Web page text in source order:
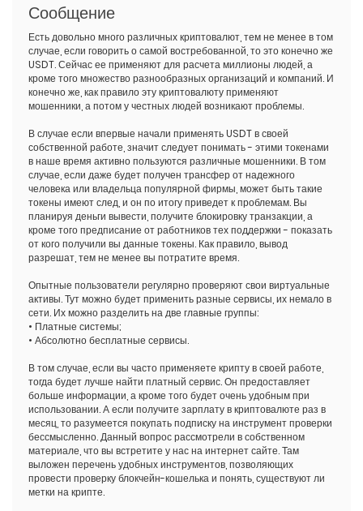
Сообщение
Есть довольно много различных криптовалют, тем не менее в том
случае, если говорить о самой востребованной, то это конечно же
USDT. Сейчас ее применяют для расчета миллионы людей, а
кроме того множество разнообразных организаций и компаний. И
конечно же, как правило эту криптовалюту применяют
мошенники, а потом у честных людей возникают проблемы.
В случае если впервые начали применять USDT в своей
собственной работе, значит следует понимать - этими токенами
в наше время активно пользуются различные мошенники. В том
случае, если даже будет получен трансфер от надежного
человека или владельца популярной фирмы, может быть такие
токены имеют след, и он по итогу приведет к проблемам. Вы
планируя деньги вывести, получите блокировку транзакции, а
кроме того предписание от работников тех поддержки - показать
от кого получили вы данные токены. Как правило, вывод
разрешат, тем не менее вы потратите время.
Опытные пользователи регулярно проверяют свои виртуальные
активы. Тут можно будет применить разные сервисы, их немало в
сети. Их можно разделить на две главные группы:
• Платные системы;
• Абсолютно бесплатные сервисы.
В том случае, если вы часто применяете крипту в своей работе,
тогда будет лучше найти платный сервис. Он предоставляет
больше информации, а кроме того будет очень удобным при
использовании. А если получите зарплату в криптовалюте раз в
месяц, то разумеется покупать подписку на инструмент проверки
бессмысленно. Данный вопрос рассмотрели в собственном
материале, что вы встретите у нас на интернет сайте. Там
выложен перечень удобных инструментов, позволяющих
провести проверку блокчейн-кошелька и понять, существуют ли
метки на крипте.